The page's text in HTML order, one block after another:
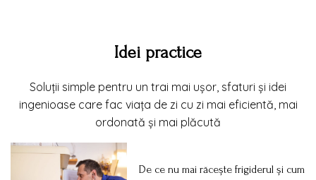
Idei practice
Soluții simple pentru un trai mai ușor, sfaturi și idei
ingenioase care fac viața de zi cu zi mai eficientă, mai
ordonată și mai plăcută
De ce nu mai răcește frigiderul și cum